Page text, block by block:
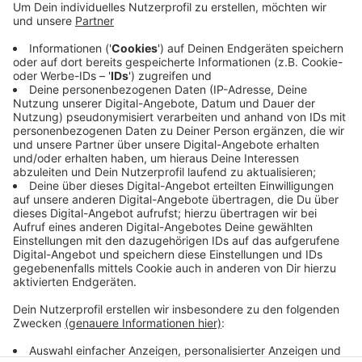
Dabei geht es auch darum, Energie einzusparen und
mehr erneuerbare Energien zu nutzen. Für den neuen
Nahverkehrsplan möchte der Verband wissen, was den
Fahrgästen wichtig ist - zum Beispiel bei den
Strecken, den Fahrpreisen oder den Abfahrtszeiten.
Der Verband sammelt Vorschläge bis Mitte
September online.
Anzeige
Anzeige